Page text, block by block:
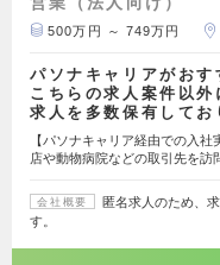
500万円 ～ 749万円
パソナキャリアがおす
こちらの求人案件以外
求人を多数保有して
【パソナキャリア経由での入
店や動物病院などの取引先を訪
会社概要
匿名求人のため、
す。